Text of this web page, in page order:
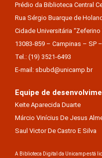
Prédio da Biblioteca Central
Rua Sérgio Buarque de
Cidade Universitária
13083-859 – Campinas – SP
Tel.: (19) 3521-6493
E-mail: sbubd@unicamp.br
Equipe de
Keite Aparecida Duarte
Márcio Vinícius De Jesus
Saul Victor De Castro E Silva
A Biblioteca Digital da Unicamp está